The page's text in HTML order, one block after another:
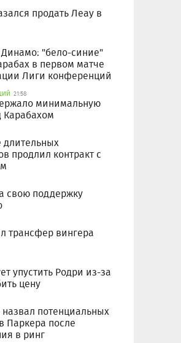
продать Леау в
"бело-синие"
в первом матче
Лиги конференций
21:58
минимальную
Карабахом
длительных
продлил контракт с
свою поддержку
трансфер вингера
упустить Родри из-за
цену
потенциальных
Паркера после
в ринг